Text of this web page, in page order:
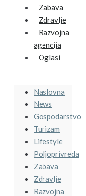
Zabava
Zdravlje
Razvojna
agencija
Oglasi
Naslovna
News
Gospodarstvo
Turizam
Lifestyle
Poljoprivreda
Zabava
Zdravlje
Razvojna